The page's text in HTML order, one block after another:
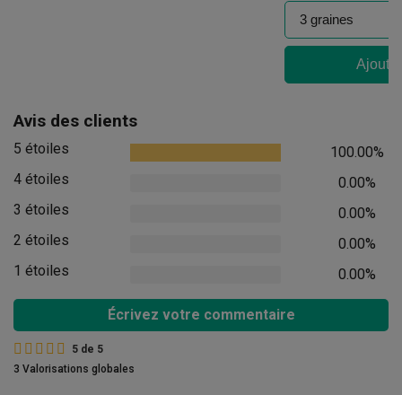
Avis des clients
5 étoiles
100.00%
4 étoiles
0.00%
3 étoiles
0.00%
2 étoiles
0.00%
1 étoiles
0.00%
Écrivez votre commentaire
5 de 5
3 Valorisations globales